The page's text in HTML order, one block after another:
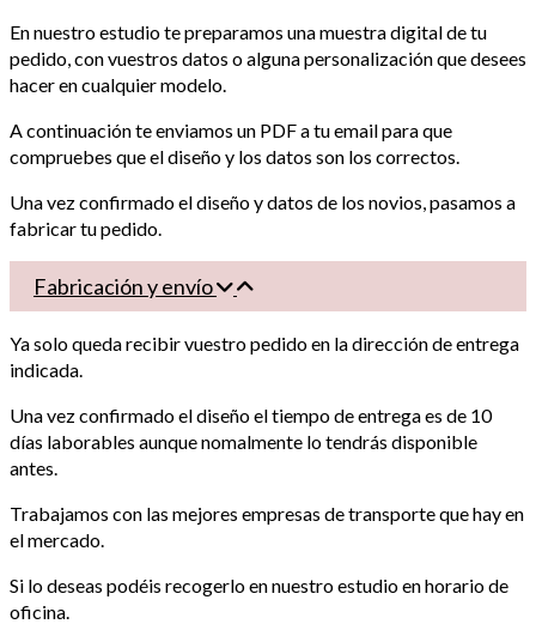
En nuestro estudio te preparamos una muestra digital de tu
pedido, con vuestros datos o alguna personalización que desees
hacer en cualquier modelo.
A continuación te enviamos un PDF a tu email para que
compruebes que el diseño y los datos son los correctos.
Una vez confirmado el diseño y datos de los novios, pasamos a
fabricar tu pedido.
Fabricación y envío
Ya solo queda recibir vuestro pedido en la dirección de entrega
indicada.
Una vez confirmado el diseño el tiempo de entrega es de 10
días laborables aunque nomalmente lo tendrás disponible
antes.
Trabajamos con las mejores empresas de transporte que hay en
el mercado.
Si lo deseas podéis recogerlo en nuestro estudio en horario de
oficina.